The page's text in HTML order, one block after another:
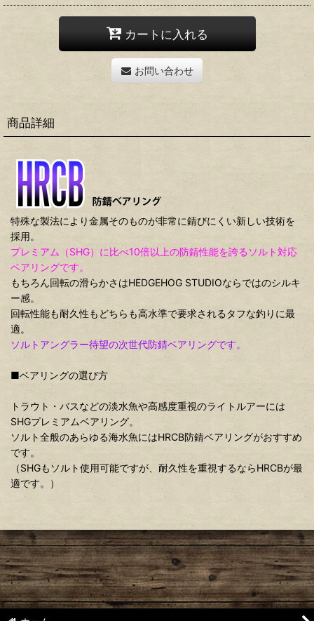
カートに入れる
お問い合わせ
商品詳細
特殊な製法により金属そのものが非常に錆びにくい新しい技術を
採用。
プレミアム（SHG）に比べ10倍以上の防錆性能を誇るソルト対応
ベアリングです。
もちろん回転の滑らかさはHEDGEHOG STUDIOならではのシルキ
ー感。
回転性能も耐久性もどちらも高水準で要求されるタフな釣りに最
適。
ソルトアングラー待望の次世代防錆ベアリングです。
■ベアリングの選び方
トラウト・バスなどの淡水魚や高感度重視のライトルアーには
SHGプレミアムベアリング。
ソルト全般のあらゆる海水魚にはHRCB防錆ベアリングがおすすめ
です。
（SHGもソルト使用可能ですが、耐久性を重視するならHRCBが最
適です。）